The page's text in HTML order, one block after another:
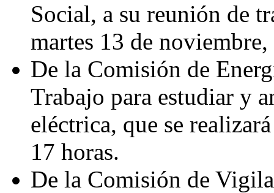
Social, a su reunión de
martes 13 de
De la Comisión de
Trabajo para estudiar y
eléctrica, que se
17 horas.
De la Comisión de